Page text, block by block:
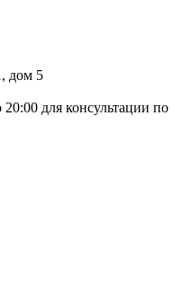
дом 5
для консультации по